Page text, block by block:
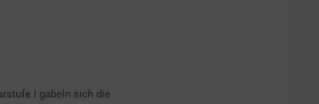
I gabeln sich die